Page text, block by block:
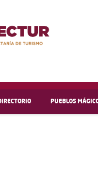
PUEBLOS